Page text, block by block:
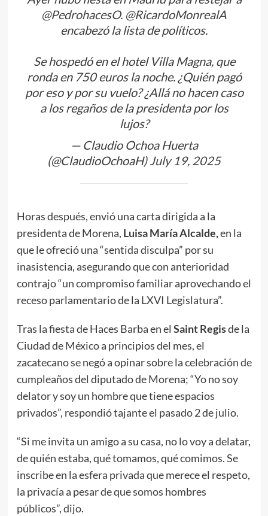
@PedrohacesO. @RicardoMonrealA
encabezó la lista de políticos.
Se hospedó en el hotel Villa Magna, que
ronda en 750 euros la noche. ¿Quién pagó
por eso y por su vuelo? ¿Allá no hacen caso
a los regaños de la presidenta por los
lujos?
— Claudio Ochoa Huerta
(@ClaudioOchoaH) July 19, 2025
Horas después, envió una carta dirigida a la
presidenta de Morena, Luisa María Alcalde,en la
que le ofreció una “sentida disculpa” por su
inasistencia, asegurando que con anterioridad
contrajo “un compromiso familiar aprovechando el
receso parlamentario de la LXVI Legislatura”.
Tras la fiesta de Haces Barba en el Saint Regisde la
Ciudad de México a principios del mes, el
zacatecano se negó a opinar sobre la celebración de
cumpleaños del diputado de Morena; “Yo no soy
delator y soy un hombre que tiene espacios
privados”, respondió tajante el pasado 2 de julio.
“Si me invita un amigo a su casa, no lo voy a delatar,
de quién estaba, qué tomamos, qué comimos. Se
inscribe en la esfera privada que merece el respeto,
la privacía a pesar de que somos hombres
públicos”, dijo.